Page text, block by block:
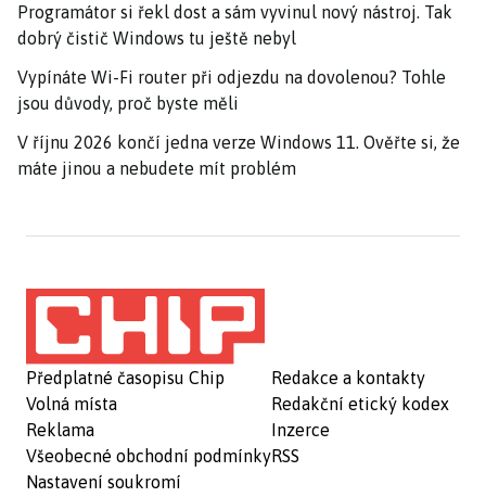
Programátor si řekl dost a sám vyvinul nový nástroj. Tak
dobrý čistič Windows tu ještě nebyl
Vypínáte Wi-Fi router při odjezdu na dovolenou? Tohle
jsou důvody, proč byste měli
V říjnu 2026 končí jedna verze Windows 11. Ověřte si, že
máte jinou a nebudete mít problém
Předplatné časopisu Chip
Volná místa
Reklama
Všeobecné obchodní podmínky
Nastavení soukromí
Redakce a kontakty
Redakční etický kodex
Inzerce
RSS